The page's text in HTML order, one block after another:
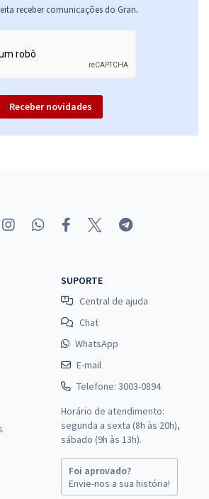
receber comunicações do Gran.
Receber novidades
SUPORTE
Central de ajuda
Chat
WhatsApp
E-mail
Telefone: 3003-0894
Horário de atendimento:
segunda a sexta (8h às 20h),
sábado (9h às 13h).
Foi aprovado?
Envie-nos a sua história!